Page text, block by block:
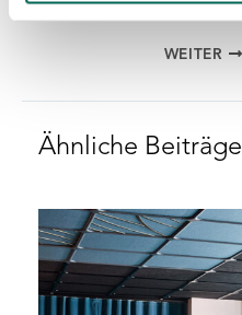
WEITER
Ähnliche Beiträge